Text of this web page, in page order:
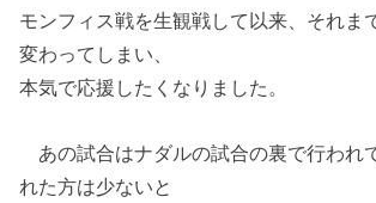
モンフィス戦を生観戦して以来、それま
変わってしまい、
本気で応援したくなりました。
あの試合はナダルの試合の裏で行われ
れた方は少ないと